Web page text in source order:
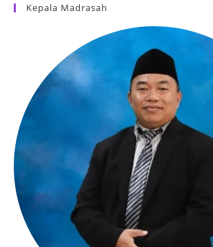
Kepala Madrasah